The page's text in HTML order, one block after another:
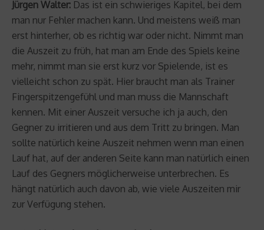
Jürgen Walter: Das ist ein schwieriges Kapitel, bei dem
man nur Fehler machen kann. Und meistens weiß man
erst hinterher, ob es richtig war oder nicht. Nimmt man
die Auszeit zu früh, hat man am Ende des Spiels keine
mehr, nimmt man sie erst kurz vor Spielende, ist es
vielleicht schon zu spät. Hier braucht man als Trainer
Fingerspitzengefühl und man muss die Mannschaft
kennen. Mit einer Auszeit versuche ich ja auch, den
Gegner zu irritieren und aus dem Tritt zu bringen. Man
sollte natürlich keine Auszeit nehmen wenn man einen
Lauf hat, auf der anderen Seite kann man natürlich einen
Lauf des Gegners möglicherweise unterbrechen. Es
hängt natürlich auch davon ab, wie viele Auszeiten mir
zur Verfügung stehen.